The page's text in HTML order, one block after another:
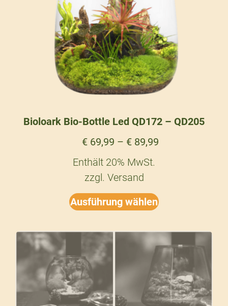
Bioloark Bio-Bottle Led QD172 – QD205
€ 69,99 – € 89,99
Enthält 20% MwSt.
zzgl. Versand
Ausführung wählen